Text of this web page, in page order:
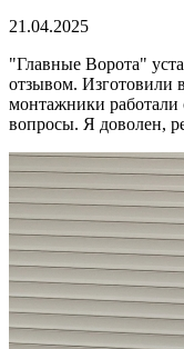
21.04.2025
"Главные Ворота"
отзывом. Изготовили
монтажники работали
вопросы. Я доволен,